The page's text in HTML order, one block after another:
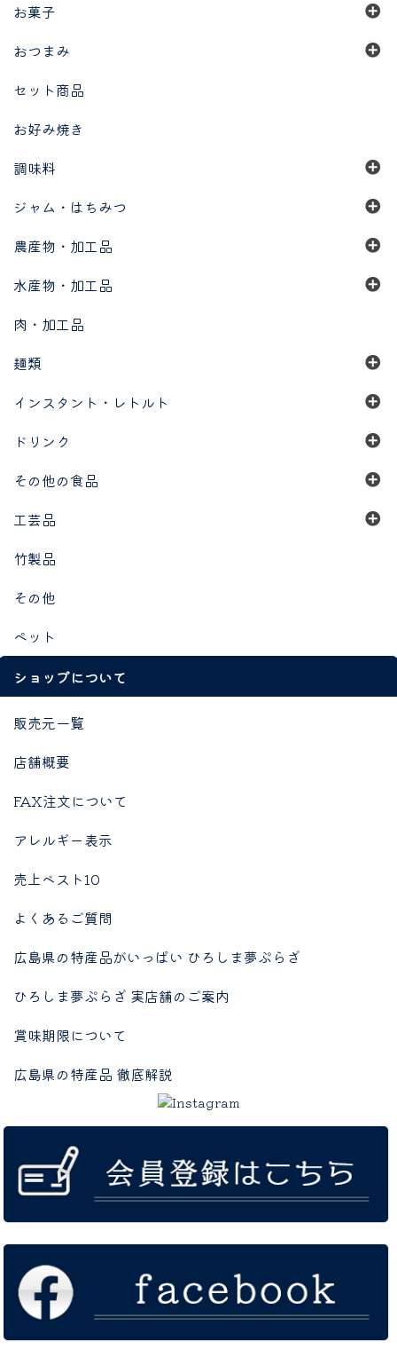
お菓子
おつまみ
セット商品
お好み焼き
調味料
ジャム・はちみつ
農産物・加工品
水産物・加工品
肉・加工品
麺類
インスタント・レトルト
ドリンク
その他の食品
工芸品
竹製品
その他
ペット
ショップについて
販売元一覧
店舗概要
FAX注文について
アレルギー表示
売上ベスト10
よくあるご質問
広島県の特産品がいっぱい ひろしま夢ぷらざ
ひろしま夢ぷらざ 実店舗のご案内
賞味期限について
広島県の特産品 徹底解説